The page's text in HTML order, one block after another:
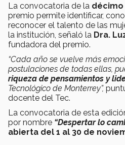
La convocatoria de la décimo
premio permite identificar,
reconocer el talento de las
la institución, señaló la Dra.
fundadora del premio.
“Cada año se vuelve más
postulaciones de todas ellas,
riqueza de pensamientos y
Tecnológico de Monterrey”,
docente del Tec.
La convocatoria de esta
por nombre “Despertar lo
abierta del 1 al 30 de